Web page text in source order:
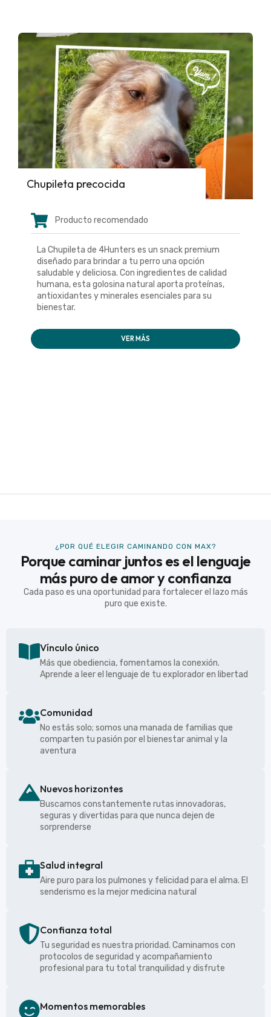
Chupileta precocida
Producto recomendado
La Chupileta de 4Hunters es un snack premium
diseñado para brindar a tu perro una opción
saludable y deliciosa. Con ingredientes de calidad
humana, esta golosina natural aporta proteínas,
antioxidantes y minerales esenciales para su
bienestar.
VER MÁS
¿POR QUÉ ELEGIR CAMINANDO CON MAX?
Porque caminar juntos es el lenguaje
más puro de amor y confianza
Cada paso es una oportunidad para fortalecer el lazo más
puro que existe.
Vínculo único
Más que obediencia, fomentamos la conexión.
Aprende a leer el lenguaje de tu explorador en libertad
Comunidad
No estás solo; somos una manada de familias que
comparten tu pasión por el bienestar animal y la
aventura
Nuevos horizontes
Buscamos constantemente rutas innovadoras,
seguras y divertidas para que nunca dejen de
sorprenderse
Salud integral
Aire puro para los pulmones y felicidad para el alma. El
senderismo es la mejor medicina natural
Confianza total
Tu seguridad es nuestra prioridad. Caminamos con
protocolos de seguridad y acompañamiento
profesional para tu total tranquilidad y disfrute
Momentos memorables